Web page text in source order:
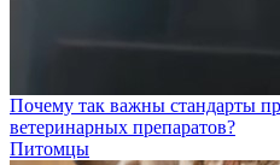
Почему так важны стандарты
ветеринарных препаратов?
Питомцы